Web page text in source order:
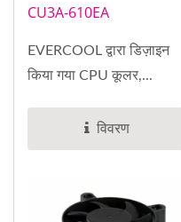
CU3A-610EA
EVERCOOL द्वारा डिज़ाइन
किया गया CPU कूलर,...
विवरण